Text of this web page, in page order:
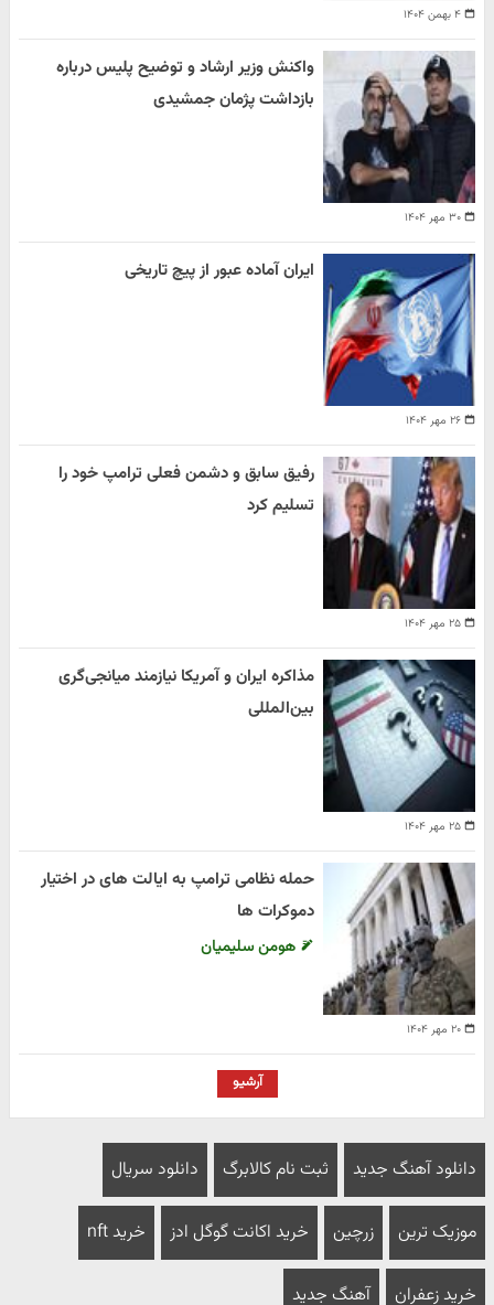
۴ بهمن ۱۴۰۴
۳۰ مهر ۱۴۰۴
واکنش وزیر ارشاد و توضیح پلیس درباره
بازداشت پژمان جمشیدی
۲۶ مهر ۱۴۰۴
ایران آماده عبور از پیچ تاریخی
۲۵ مهر ۱۴۰۴
رفیق سابق و دشمن فعلی ترامپ خود را
تسلیم کرد
۲۵ مهر ۱۴۰۴
مذاکره ایران و آمریکا نیازمند میانجی‌گری
بین‌المللی
۲۰ مهر ۱۴۰۴
حمله نظامی ترامپ به ایالت های در اختیار
دموکرات ها
هومن سلیمیان
آرشیو
دانلود آهنگ جدید ثبت نام کالابرگ دانلود سریال
موزیک ترین زرچین خرید اکانت گوگل ادز خرید nft
خرید زعفران آهنگ جدید